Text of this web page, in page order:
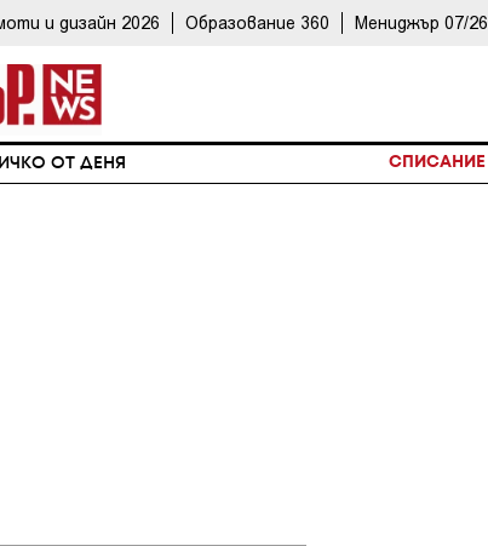
и дизайн 2026 Образование 360 Мениджър 07/26
ОТ ДЕНЯ СПИСАНИЕ